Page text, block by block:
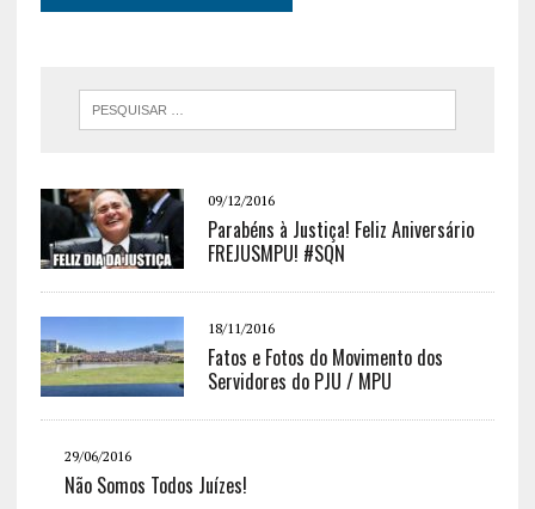
09/12/2016
Parabéns à Justiça! Feliz Aniversário
FREJUSMPU! #SQN
18/11/2016
Fatos e Fotos do Movimento dos
Servidores do PJU / MPU
29/06/2016
Não Somos Todos Juízes!